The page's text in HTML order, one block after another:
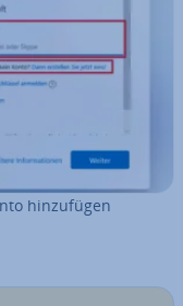
hin­zu­fü­gen